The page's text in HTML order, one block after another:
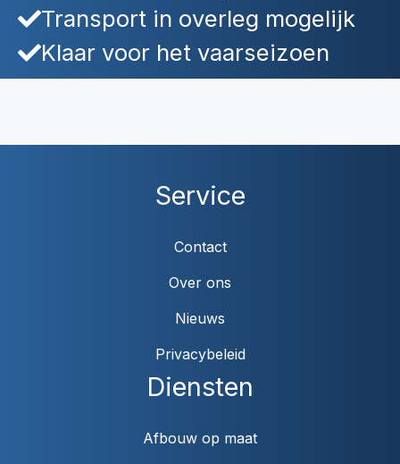
Transport in overleg mogelijk
Klaar voor het vaarseizoen
Diensten
Afbouw op maat
Service
Contact
Over ons
Nieuws
Privacybeleid